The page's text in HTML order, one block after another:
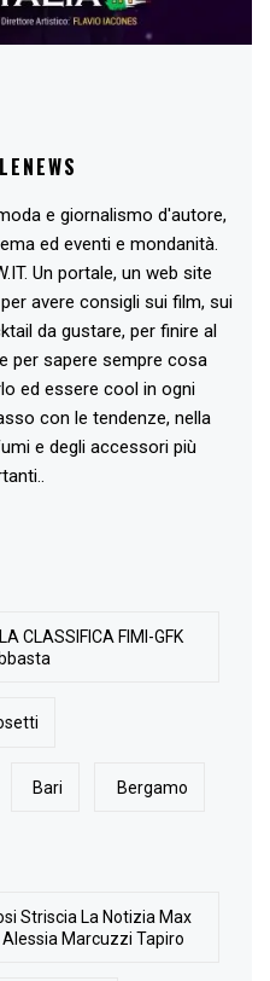
e giornalismo d'autore,
ed eventi e mondanità.
Un portale, un web site
avere consigli sui film, sui
da gustare, per finire al
per sapere sempre cosa
ed essere cool in ogni
con le tendenze, nella
e degli accessori più
CLASSIFICA FIMI-GFK
Bari Bergamo
Striscia La Notizia Max
Marcuzzi Tapiro